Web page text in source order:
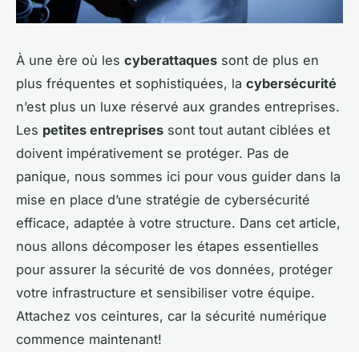
À une ère où les cyberattaques sont de plus en
plus fréquentes et sophistiquées, la cybersécurité
n’est plus un luxe réservé aux grandes entreprises.
Les petites entreprises sont tout autant ciblées et
doivent impérativement se protéger. Pas de
panique, nous sommes ici pour vous guider dans la
mise en place d’une stratégie de cybersécurité
efficace, adaptée à votre structure. Dans cet article,
nous allons décomposer les étapes essentielles
pour assurer la sécurité de vos données, protéger
votre infrastructure et sensibiliser votre équipe.
Attachez vos ceintures, car la sécurité numérique
commence maintenant!